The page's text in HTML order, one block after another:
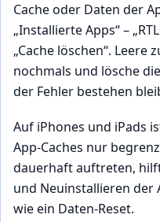
Cache oder Daten der
„Installierte Apps“ –
„Cache löschen“. Leere
nochmals und lösche
der Fehler bestehen
Auf iPhones und iPads
App-Caches nur
dauerhaft auftreten,
und Neuinstallieren der
wie ein Daten-Reset.